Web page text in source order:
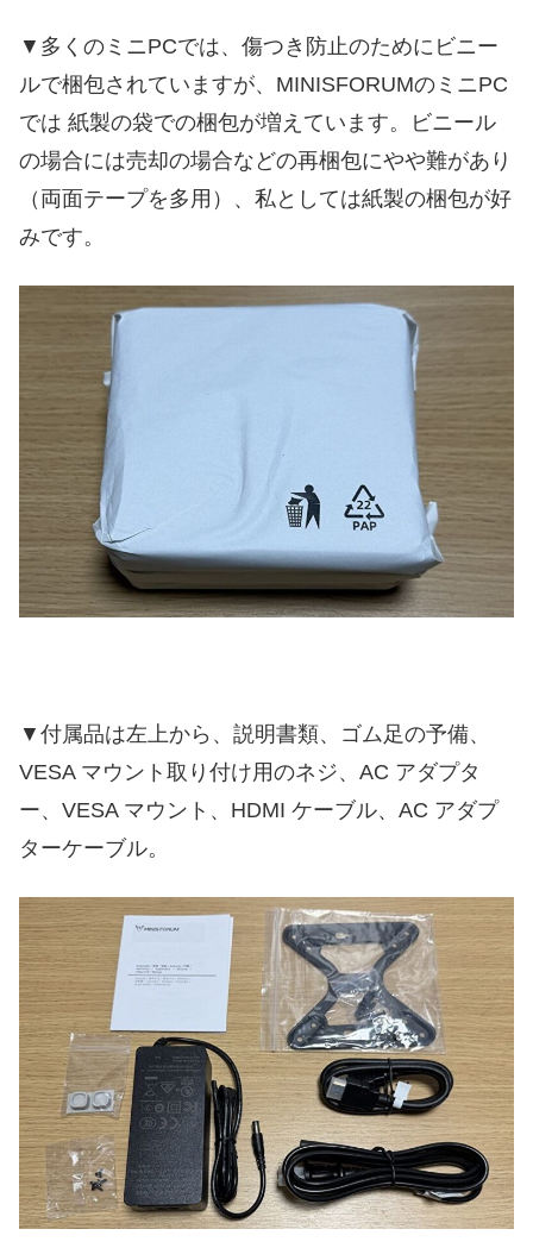
▼多くのミニPCでは、傷つき防止のためにビニー
ルで梱包されていますが、MINISFORUMのミニPC
では 紙製の袋での梱包が増えています。ビニール
の場合には売却の場合などの再梱包にやや難があり
（両面テープを多用）、私としては紙製の梱包が好
みです。
▼付属品は左上から、説明書類、ゴム足の予備、
VESA マウント取り付け用のネジ、AC アダプタ
ー、VESA マウント、HDMI ケーブル、AC アダプ
ターケーブル。